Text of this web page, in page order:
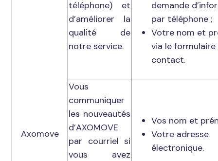
Axomove
téléphone) et
d’améliorer la
qualité de
notre service.
demande
par téléphone ;
Votre nom et
via le formulaire
contact.
Vous
communiquer
les nouveautés
d’AXOMOVE
par courriel si
vous avez
Vos nom et
Votre adresse
électronique.